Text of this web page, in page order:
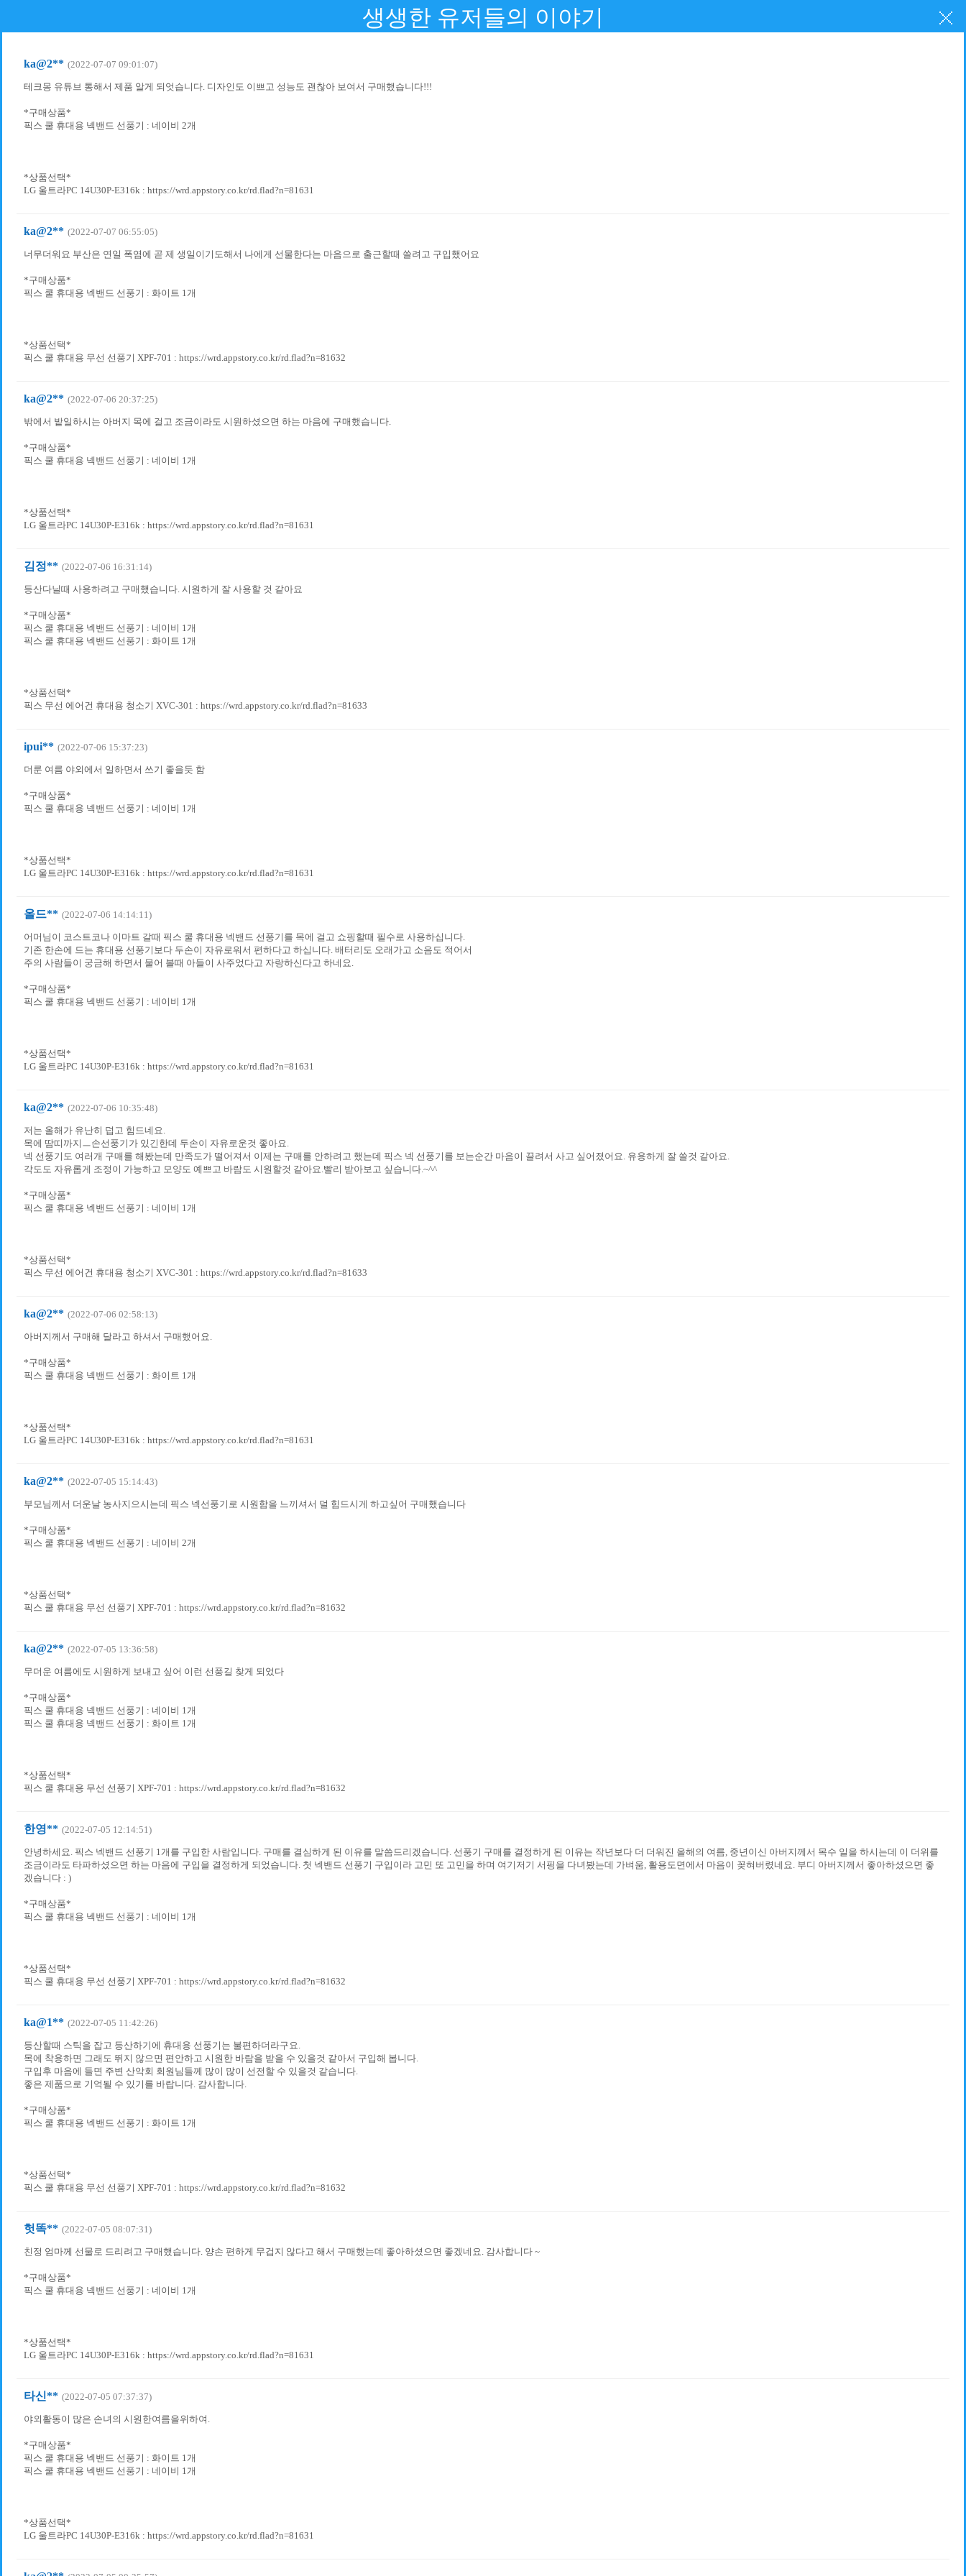
생생한 유저들의 이야기
ka@2** (2022-07-07 09:01:07)
테크몽 유튜브 통해서 제품 알게 되엇습니다. 디자인도 이쁘고 성능도 괜찮아 보여서 구매했습니다!!!
*구매상품*
픽스 쿨 휴대용 넥밴드 선풍기 : 네이비 2개
*상품선택*
LG 울트라PC 14U30P-E316k : https://wrd.appstory.co.kr/rd.flad?n=81631
ka@2** (2022-07-07 06:55:05)
너무더워요 부산은 연일 폭염에 곧 제 생일이기도해서 나에게 선물한다는 마음으로 출근할때 쓸려고 구입했어요
*구매상품*
픽스 쿨 휴대용 넥밴드 선풍기 : 화이트 1개
*상품선택*
픽스 쿨 휴대용 무선 선풍기 XPF-701 : https://wrd.appstory.co.kr/rd.flad?n=81632
ka@2** (2022-07-06 20:37:25)
밖에서 밭일하시는 아버지 목에 걸고 조금이라도 시원하셨으면 하는 마음에 구매했습니다.
*구매상품*
픽스 쿨 휴대용 넥밴드 선풍기 : 네이비 1개
*상품선택*
LG 울트라PC 14U30P-E316k : https://wrd.appstory.co.kr/rd.flad?n=81631
김정** (2022-07-06 16:31:14)
등산다닐때 사용하려고 구매했습니다. 시원하게 잘 사용할 것 같아요
*구매상품*
픽스 쿨 휴대용 넥밴드 선풍기 : 네이비 1개
픽스 쿨 휴대용 넥밴드 선풍기 : 화이트 1개
*상품선택*
픽스 무선 에어건 휴대용 청소기 XVC-301 : https://wrd.appstory.co.kr/rd.flad?n=81633
ipui** (2022-07-06 15:37:23)
더룬 여름 야외에서 일하면서 쓰기 좋을듯 함
*구매상품*
픽스 쿨 휴대용 넥밴드 선풍기 : 네이비 1개
*상품선택*
LG 울트라PC 14U30P-E316k : https://wrd.appstory.co.kr/rd.flad?n=81631
올드** (2022-07-06 14:14:11)
어머님이 코스트코나 이마트 갈때 픽스 쿨 휴대용 넥밴드 선풍기를 목에 걸고 쇼핑할때 필수로 사용하십니다.
기존 한손에 드는 휴대용 선풍기보다 두손이 자유로워서 편하다고 하십니다. 배터리도 오래가고 소음도 적어서
주의 사람들이 궁금해 하면서 물어 볼때 아들이 사주었다고 자랑하신다고 하네요.
*구매상품*
픽스 쿨 휴대용 넥밴드 선풍기 : 네이비 1개
*상품선택*
LG 울트라PC 14U30P-E316k : https://wrd.appstory.co.kr/rd.flad?n=81631
ka@2** (2022-07-06 10:35:48)
저는 올해가 유난히 덥고 힘드네요.
목에 땀띠까지ㅡ손선풍기가 있긴한데 두손이 자유로운것 좋아요.
넥 선풍기도 여러개 구매를 해봤는데 만족도가 떨어져서 이제는 구매를 안하려고 했는데 픽스 넥 선풍기를 보는순간 마음이 끌려서 사고 싶어졌어요. 유용하게 잘 쓸것 같아요.
각도도 자유롭게 조정이 가능하고 모양도 예쁘고 바람도 시원할것 같아요.빨리 받아보고 싶습니다.~^^
*구매상품*
픽스 쿨 휴대용 넥밴드 선풍기 : 네이비 1개
*상품선택*
픽스 무선 에어건 휴대용 청소기 XVC-301 : https://wrd.appstory.co.kr/rd.flad?n=81633
ka@2** (2022-07-06 02:58:13)
아버지께서 구매해 달라고 하셔서 구매했어요.
*구매상품*
픽스 쿨 휴대용 넥밴드 선풍기 : 화이트 1개
*상품선택*
LG 울트라PC 14U30P-E316k : https://wrd.appstory.co.kr/rd.flad?n=81631
ka@2** (2022-07-05 15:14:43)
부모님께서 더운날 농사지으시는데 픽스 넥선풍기로 시원함을 느끼셔서 덜 힘드시게 하고싶어 구매했습니다
*구매상품*
픽스 쿨 휴대용 넥밴드 선풍기 : 네이비 2개
*상품선택*
픽스 쿨 휴대용 무선 선풍기 XPF-701 : https://wrd.appstory.co.kr/rd.flad?n=81632
ka@2** (2022-07-05 13:36:58)
무더운 여름에도 시원하게 보내고 싶어 이런 선풍길 찾게 되었다
*구매상품*
픽스 쿨 휴대용 넥밴드 선풍기 : 네이비 1개
픽스 쿨 휴대용 넥밴드 선풍기 : 화이트 1개
*상품선택*
픽스 쿨 휴대용 무선 선풍기 XPF-701 : https://wrd.appstory.co.kr/rd.flad?n=81632
한영** (2022-07-05 12:14:51)
안녕하세요. 픽스 넥밴드 선풍기 1개를 구입한 사람입니다. 구매를 결심하게 된 이유를 말씀드리겠습니다. 선풍기 구매를 결정하게 된 이유는 작년보다 더 더워진 올해의 여름, 중년이신 아버지께서 목수 일을 하시는데 이 더위를
조금이라도 타파하셨으면 하는 마음에 구입을 결정하게 되었습니다. 첫 넥밴드 선풍기 구입이라 고민 또 고민을 하며 여기저기 서핑을 다녀봤는데 가벼움, 활용도면에서 마음이 꽂혀버렸네요. 부디 아버지께서 좋아하셨으면 좋
겠습니다 : )
*구매상품*
픽스 쿨 휴대용 넥밴드 선풍기 : 네이비 1개
*상품선택*
픽스 쿨 휴대용 무선 선풍기 XPF-701 : https://wrd.appstory.co.kr/rd.flad?n=81632
ka@1** (2022-07-05 11:42:26)
등산할때 스틱을 잡고 등산하기에 휴대용 선풍기는 불편하더라구요.
목에 착용하면 그래도 뛰지 않으면 편안하고 시원한 바람을 받을 수 있을것 같아서 구입해 봅니다.
구입후 마음에 들면 주변 산악회 회원님들께 많이 많이 선전할 수 있을것 같습니다.
좋은 제품으로 기억될 수 있기를 바랍니다. 감사합니다.
*구매상품*
픽스 쿨 휴대용 넥밴드 선풍기 : 화이트 1개
*상품선택*
픽스 쿨 휴대용 무선 선풍기 XPF-701 : https://wrd.appstory.co.kr/rd.flad?n=81632
헛똑** (2022-07-05 08:07:31)
친정 엄마께 선물로 드리려고 구매했습니다. 양손 편하게 무겁지 않다고 해서 구매했는데 좋아하셨으면 좋겠네요. 감사합니다 ~
*구매상품*
픽스 쿨 휴대용 넥밴드 선풍기 : 네이비 1개
*상품선택*
LG 울트라PC 14U30P-E316k : https://wrd.appstory.co.kr/rd.flad?n=81631
타신** (2022-07-05 07:37:37)
야외활동이 많은 손녀의 시원한여름을위하여.
*구매상품*
픽스 쿨 휴대용 넥밴드 선풍기 : 화이트 1개
픽스 쿨 휴대용 넥밴드 선풍기 : 네이비 1개
*상품선택*
LG 울트라PC 14U30P-E316k : https://wrd.appstory.co.kr/rd.flad?n=81631